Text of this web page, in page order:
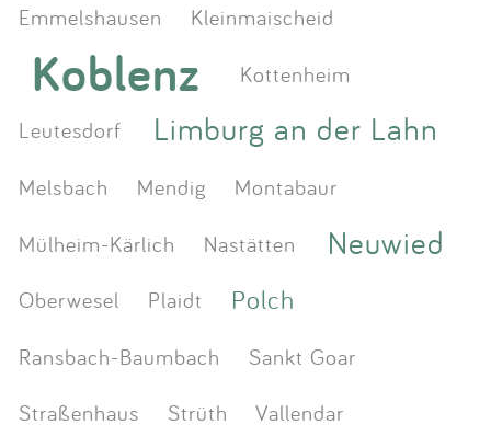
Emmelshausen
Kleinmaischeid
Koblenz
Kottenheim
Leutesdorf
Limburg an der Lahn
Melsbach Mendig
Montabaur
Mülheim-Kärlich
Nastätten Neuwied
Oberwesel Plaidt Polch
Ransbach-Baumbach
Sankt Goar
Straßenhaus
Strüth
Vallendar